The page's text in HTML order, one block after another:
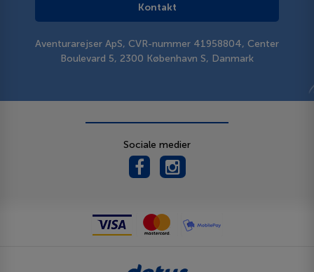
Kontakt
Aventurarejser ApS, CVR-nummer 41958804, Center
Boulevard 5, 2300 København S, Danmark
Sociale medier